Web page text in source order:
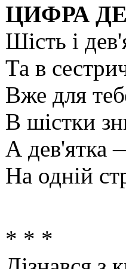
ЦИФРА
Шість і
Та в
Вже для
В шістки
А дев'ятка
На одній
* * *